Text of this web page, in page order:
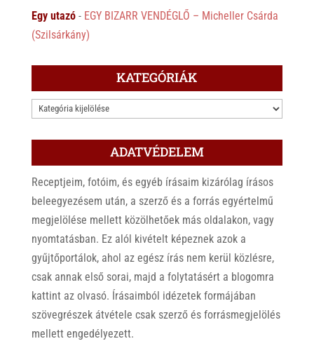
Egy utazó- EGY BIZARR VENDÉGLŐ – Micheller Csárda
(Szilsárkány)
KATEGÓRIÁK
KATEGÓRIÁK
ADATVÉDELEM
Receptjeim, fotóim, és egyéb írásaim kizárólag írásos
beleegyezésem után, a szerző és a forrás egyértelmű
megjelölése mellett közölhetőek más oldalakon, vagy
nyomtatásban. Ez alól kivételt képeznek azok a
gyűjtőportálok, ahol az egész írás nem kerül közlésre,
csak annak első sorai, majd a folytatásért a blogomra
kattint az olvasó. Írásaimból idézetek formájában
szövegrészek átvétele csak szerző és forrásmegjelölés
mellett engedélyezett.